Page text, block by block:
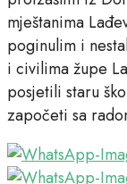
mještanima
poginulim i
i civilima župe
posjetili staru
započeti sa